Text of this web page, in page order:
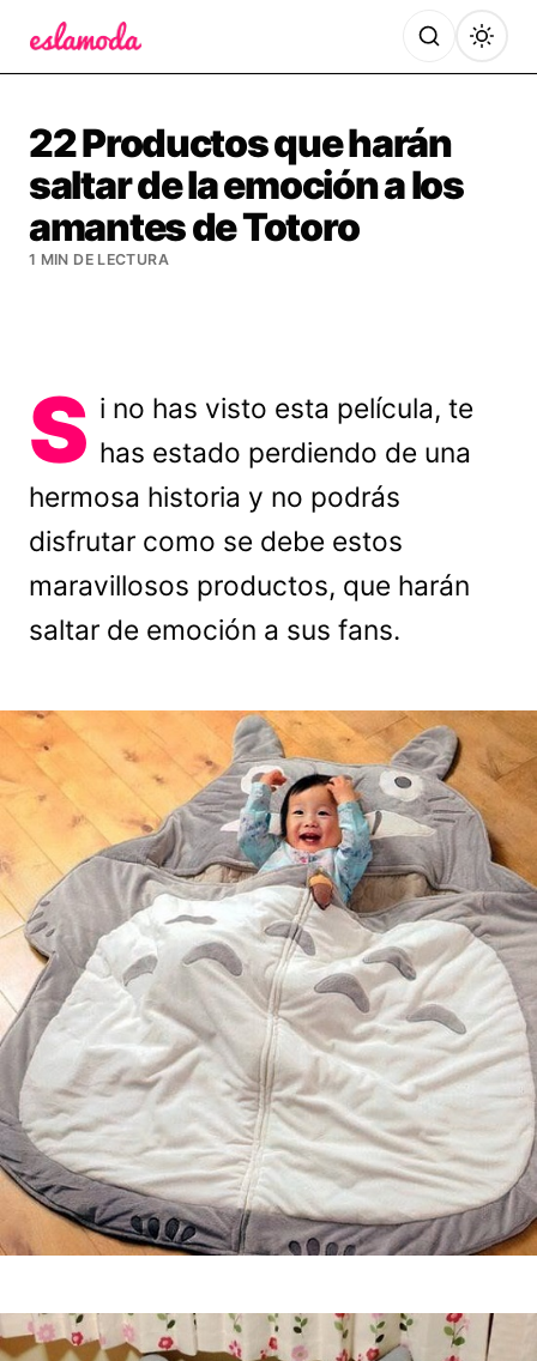
22 Productos que harán
saltar de la emoción a los
amantes de Totoro
1 MIN DE LECTURA
S i no has visto esta película, te
has estado perdiendo de una
hermosa historia y no podrás
disfrutar como se debe estos
maravillosos productos, que harán
saltar de emoción a sus fans.